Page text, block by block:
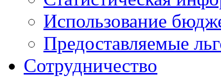
Использование
Предоставляемые
Сотрудничество